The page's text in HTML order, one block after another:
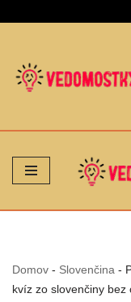
na
obsah
Domov - Slovenčina -
kvíz zo slovenčiny bez